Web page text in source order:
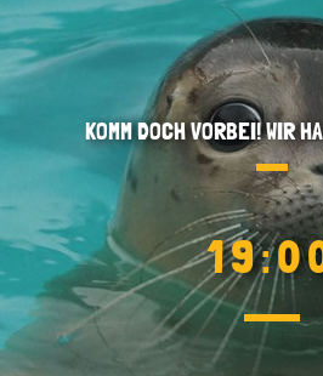
KOMM DOCH VORBEI! WIR